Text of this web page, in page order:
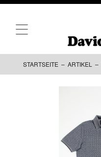
STARTSEITE – ARTIKEL –